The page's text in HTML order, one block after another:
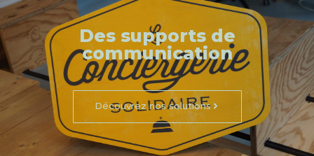
Des supports de
communication
Découvrez nos solutions